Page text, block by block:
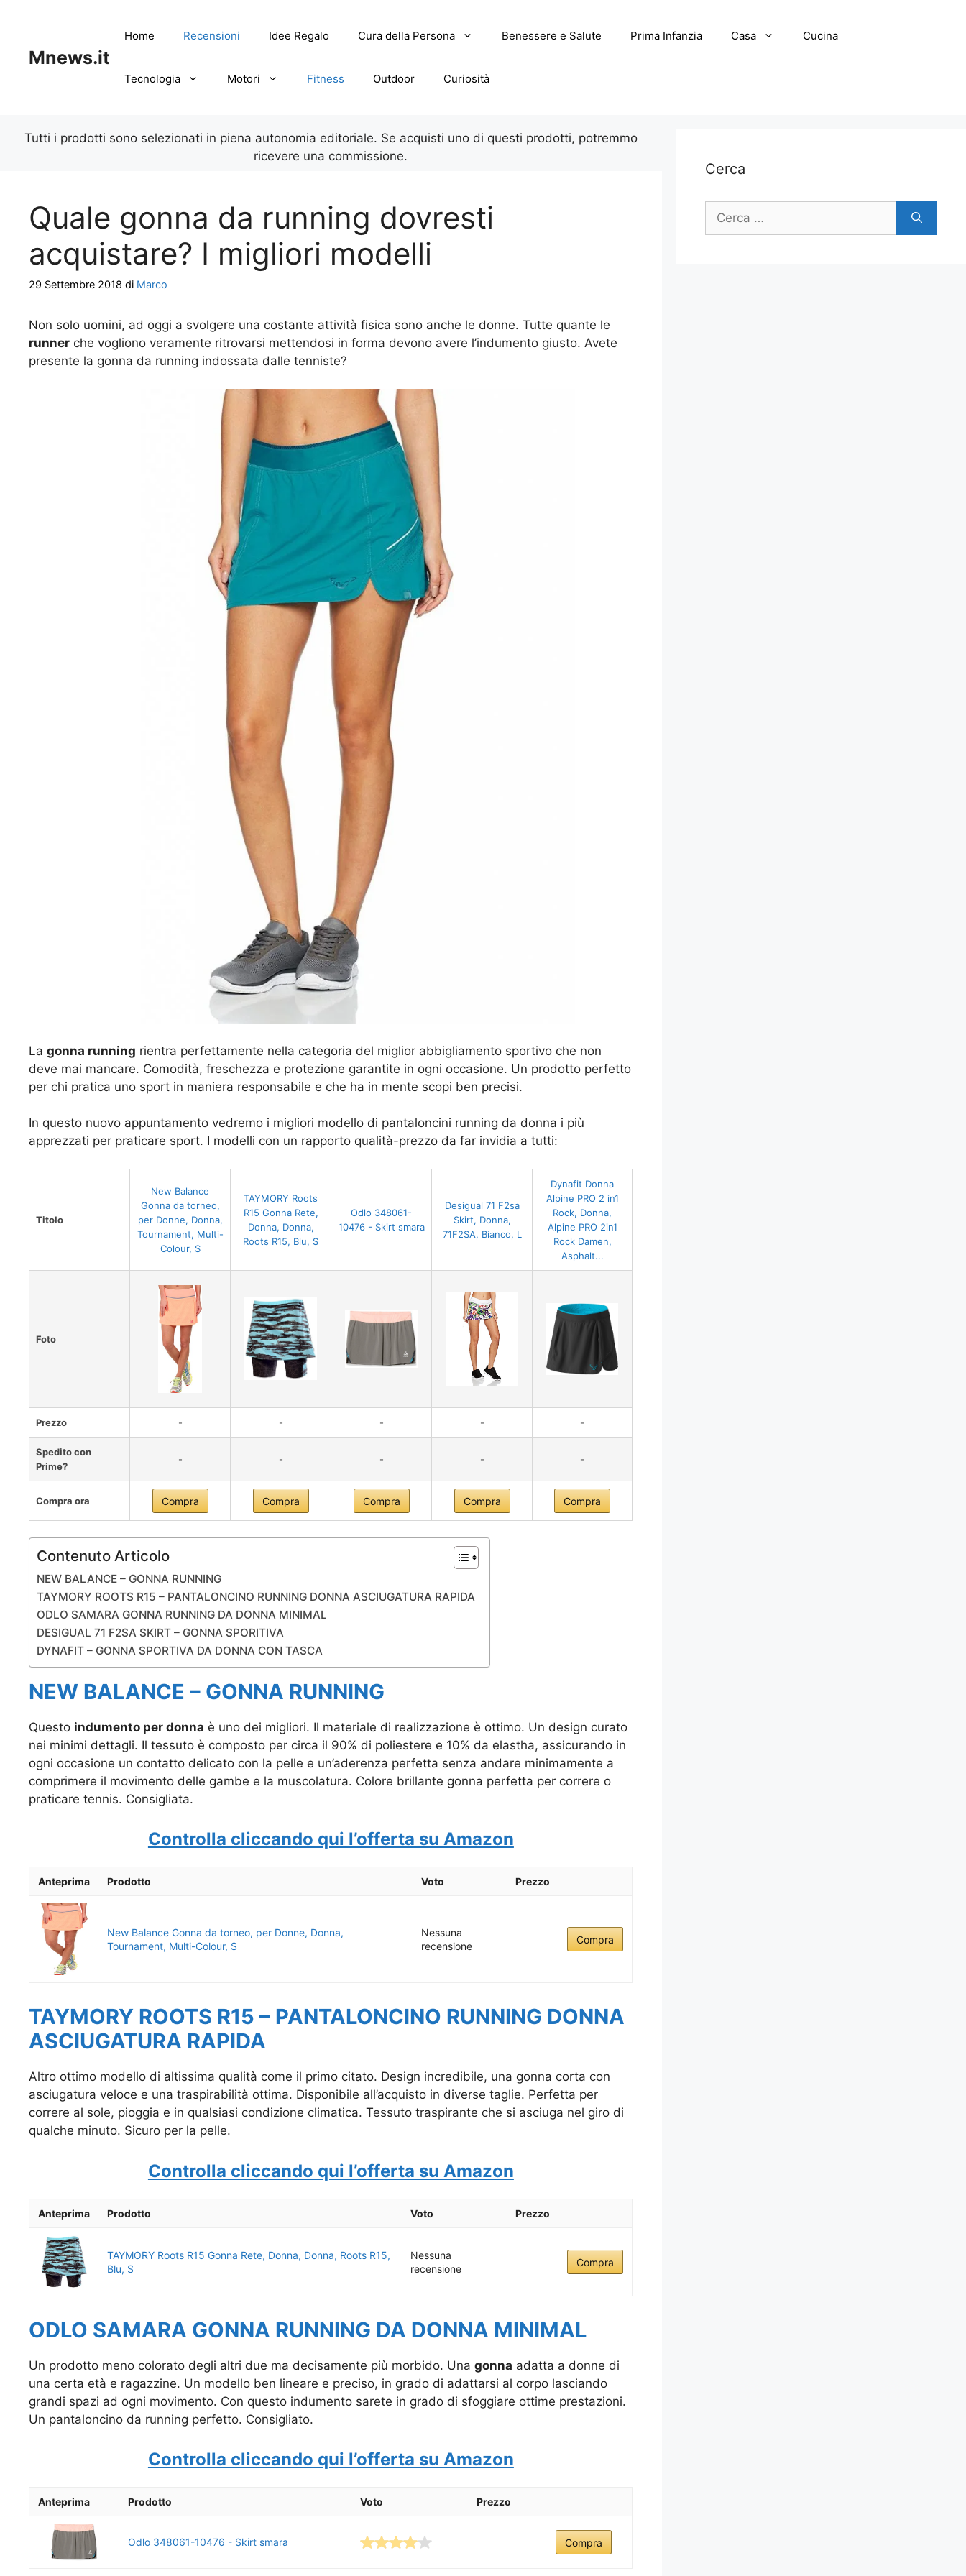
Mnews.it
Home Recensioni Idee Regalo Cura della Persona Benessere e Salute Prima Infanzia Casa Cucina
Tecnologia Motori Fitness Outdoor Curiosità
Tutti i prodotti sono selezionati in piena autonomia editoriale. Se acquisti uno di questi prodotti, potremmo
ricevere una commissione.
Quale gonna da running dovresti
acquistare? I migliori modelli
29 Settembre 2018 di Marco
Non solo uomini, ad oggi a svolgere una costante attività fisica sono anche le donne. Tutte quante le
runner che vogliono veramente ritrovarsi mettendosi in forma devono avere l’indumento giusto. Avete
presente la gonna da running indossata dalle tenniste?
La gonna running rientra perfettamente nella categoria del miglior abbigliamento sportivo che non
deve mai mancare. Comodità, freschezza e protezione garantite in ogni occasione. Un prodotto perfetto
per chi pratica uno sport in maniera responsabile e che ha in mente scopi ben precisi.
In questo nuovo appuntamento vedremo i migliori modello di pantaloncini running da donna i più
apprezzati per praticare sport. I modelli con un rapporto qualità-prezzo da far invidia a tutti:
Titolo
New Balance
Gonna da torneo,
per Donne, Donna,
Tournament, Multi-
Colour, S
TAYMORY Roots
R15 Gonna Rete,
Donna, Donna,
Roots R15, Blu, S
Odlo 348061-
10476 - Skirt smara
Desigual 71 F2sa
Skirt, Donna,
71F2SA, Bianco, L
Dynafit Donna
Alpine PRO 2 in1
Rock, Donna,
Alpine PRO 2in1
Rock Damen,
Asphalt...
Foto
Prezzo - - - - -
Spedito con
Prime?
- - - - -
Compra ora Compra Compra Compra Compra Compra
Contenuto Articolo
NEW BALANCE – GONNA RUNNING
TAYMORY ROOTS R15 – PANTALONCINO RUNNING DONNA ASCIUGATURA RAPIDA
ODLO SAMARA GONNA RUNNING DA DONNA MINIMAL
DESIGUAL 71 F2SA SKIRT – GONNA SPORITIVA
DYNAFIT – GONNA SPORTIVA DA DONNA CON TASCA
NEW BALANCE – GONNA RUNNING
Questo indumento per donna è uno dei migliori. Il materiale di realizzazione è ottimo. Un design curato
nei minimi dettagli. Il tessuto è composto per circa il 90% di poliestere e 10% da elastha, assicurando in
ogni occasione un contatto delicato con la pelle e un’aderenza perfetta senza andare minimamente a
comprimere il movimento delle gambe e la muscolatura. Colore brillante gonna perfetta per correre o
praticare tennis. Consigliata.
Controlla cliccando qui l’offerta su Amazon
Anteprima Prodotto Voto Prezzo
New Balance Gonna da torneo, per Donne, Donna,
Tournament, Multi-Colour, S
Nessuna
recensione
Compra
TAYMORY ROOTS R15 – PANTALONCINO RUNNING DONNA
ASCIUGATURA RAPIDA
Altro ottimo modello di altissima qualità come il primo citato. Design incredibile, una gonna corta con
asciugatura veloce e una traspirabilità ottima. Disponibile all’acquisto in diverse taglie. Perfetta per
correre al sole, pioggia e in qualsiasi condizione climatica. Tessuto traspirante che si asciuga nel giro di
qualche minuto. Sicuro per la pelle.
Controlla cliccando qui l’offerta su Amazon
Anteprima Prodotto Voto Prezzo
TAYMORY Roots R15 Gonna Rete, Donna, Donna, Roots R15,
Blu, S
Nessuna
recensione
Compra
ODLO SAMARA GONNA RUNNING DA DONNA MINIMAL
Un prodotto meno colorato degli altri due ma decisamente più morbido. Una gonna adatta a donne di
una certa età e ragazzine. Un modello ben lineare e preciso, in grado di adattarsi al corpo lasciando
grandi spazi ad ogni movimento. Con questo indumento sarete in grado di sfoggiare ottime prestazioni.
Un pantaloncino da running perfetto. Consigliato.
Controlla cliccando qui l’offerta su Amazon
Anteprima Prodotto Voto Prezzo
Odlo 348061-10476 - Skirt smara Compra
Cerca
Ricerca